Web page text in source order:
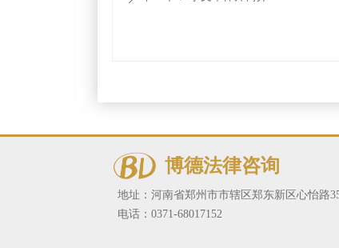
博德法律咨询
地址： 河南省郑州市市辖区郑东新区心怡路
电话： 0371-68017152